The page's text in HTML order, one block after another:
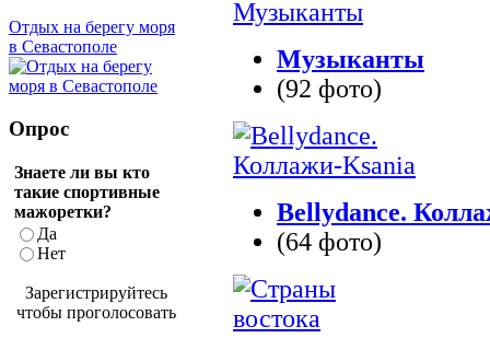
Музыканты
(92 фото)
Bellydance.
(64 фото)
Отдых на берегу моря
в Севастополе
Опрос
Знаете ли вы кто
такие спортивные
мажоретки?
Да
Нет
Зарегистрируйтесь
чтобы проголосовать